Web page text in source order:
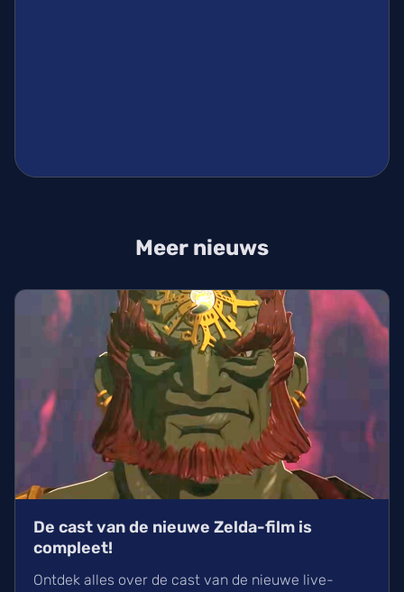
Meer nieuws
De cast van de nieuwe Zelda-film is
compleet!
Ontdek alles over de cast van de nieuwe live-